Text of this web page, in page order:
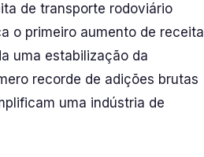
de transporte rodoviário
o primeiro aumento de receita
uma estabilização da
recorde de adições brutas
uma indústria de